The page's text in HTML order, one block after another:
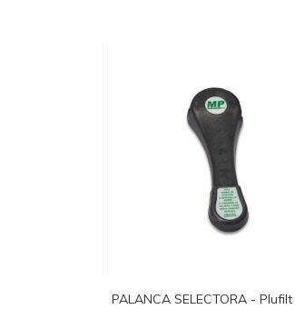
PALANCA SELECTORA - Plufilt